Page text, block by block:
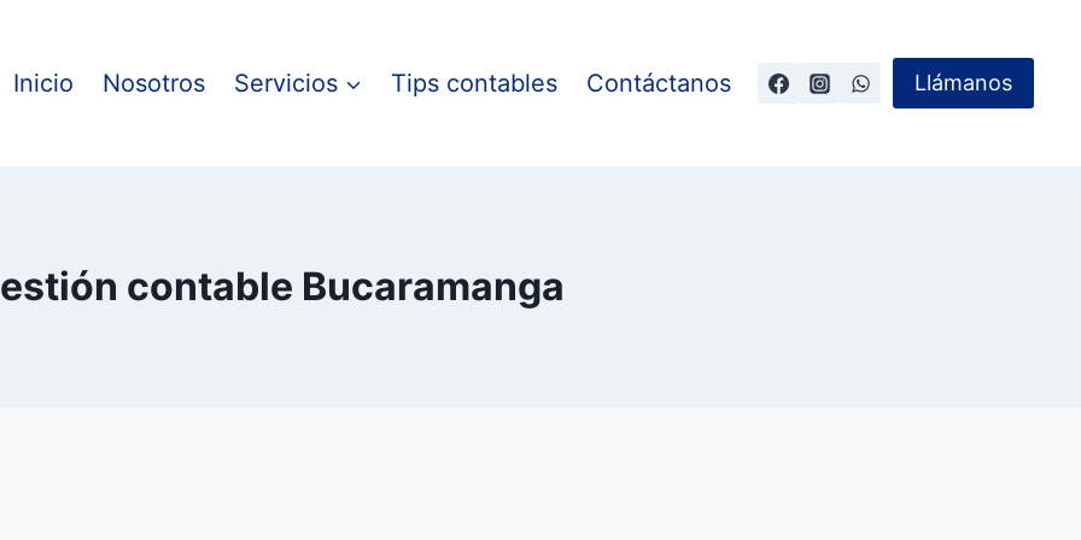
Inicio Nosotros Servicios Tips contables Contáctanos Llámanos
contable Bucaramanga